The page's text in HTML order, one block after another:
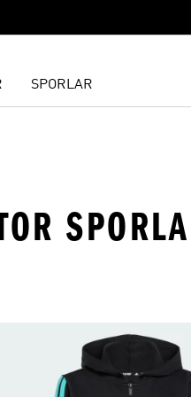
SPORLAR
Listesine Ekle